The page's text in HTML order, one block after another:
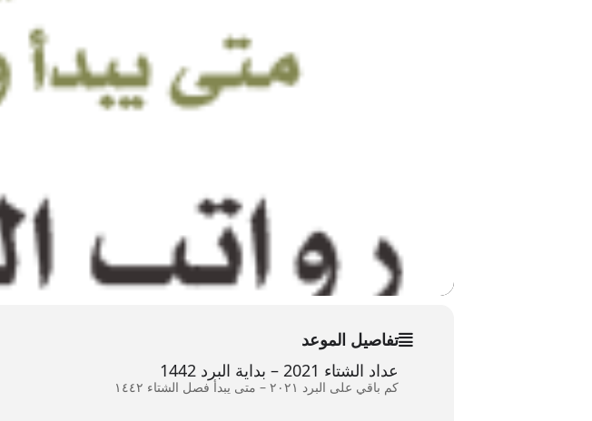
تفاصيل الموعد
عداد الشتاء 2021 – بداية البرد 1442
كم باقي على البرد ۲۰۲۱ – متى يبدأ فصل الشتاء ۱٤٤۲